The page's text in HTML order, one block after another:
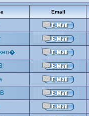
Email